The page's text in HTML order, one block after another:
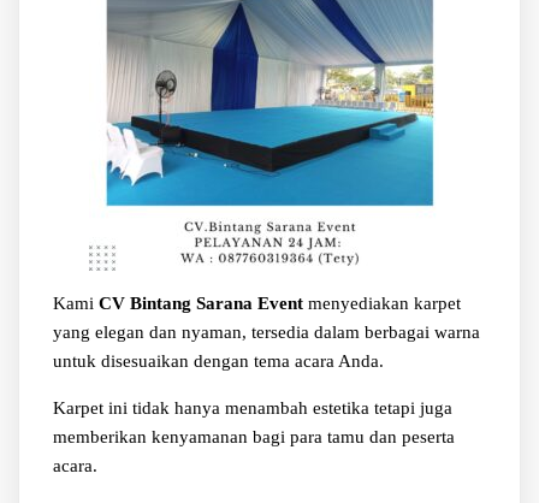
Kami CV Bintang Sarana Event menyediakan karpet
yang elegan dan nyaman, tersedia dalam berbagai warna
untuk disesuaikan dengan tema acara Anda.
Karpet ini tidak hanya menambah estetika tetapi juga
memberikan kenyamanan bagi para tamu dan peserta
acara.